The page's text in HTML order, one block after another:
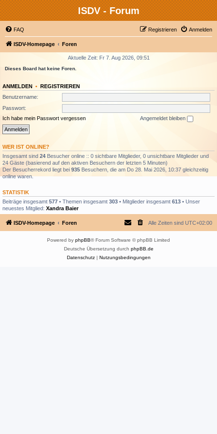
ISDV - Forum
FAQ Anmelden
Registrieren
ISDV-Homepage Foren
Aktuelle Zeit: Fr 7. Aug 2026, 09:51
Dieses Board hat keine Foren.
ANMELDEN • REGISTRIEREN
Benutzername:
Passwort:
Ich habe mein Passwort vergessen
Angemeldet bleiben
WER IST ONLINE?
Insgesamt sind 24 Besucher online :: 0 sichtbare Mitglieder, 0 unsichtbare Mitglieder und
24 Gäste (basierend auf den aktiven Besuchern der letzten 5 Minuten)
Der Besucherrekord liegt bei 935 Besuchern, die am Do 28. Mai 2026, 10:37 gleichzeitig
online waren.
STATISTIK
Beiträge insgesamt 577 • Themen insgesamt 303 • Mitglieder insgesamt 613 • Unser
neuestes Mitglied: Xandra Baier
ISDV-Homepage Foren Alle Zeiten sind UTC+02:00
Powered by phpBB® Forum Software © phpBB Limited
Deutsche Übersetzung durch phpBB.de
Datenschutz| Nutzungsbedingungen